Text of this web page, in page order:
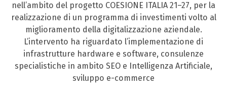
nell’ambito del progetto COESIONE ITALIA 21–27, per la
realizzazione di un programma di investimenti volto al
miglioramento della digitalizzazione aziendale.
L’intervento ha riguardato l’implementazione di
infrastrutture hardware e software, consulenze
specialistiche in ambito SEO e Intelligenza Artificiale,
sviluppo e-commerce